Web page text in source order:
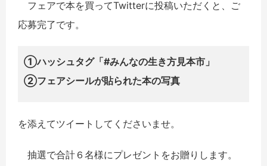
フェアで本を買ってTwitterに投稿いただくと、ご
応募完了です。
①ハッシュタグ「#みんなの生き方見本市」
②フェアシールが貼られた本の写真
を添えてツイートしてくださいませ。
抽選で合計６名様にプレゼントをお贈りします。